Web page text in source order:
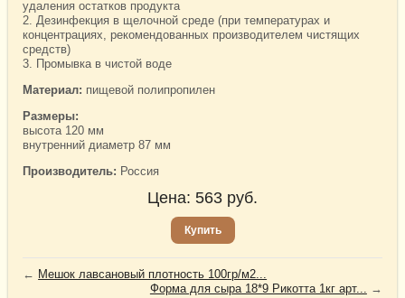
удаления остатков продукта
2. Дезинфекция в щелочной среде (при температурах и
концентрациях, рекомендованных производителем чистящих
средств)
3. Промывка в чистой воде
Материал: пищевой полипропилен
Размеры:
высота 120 мм
внутренний диаметр 87 мм
Производитель: Россия
Цена: 563 руб.
Купить
← Мешок лавсановый плотность 100гр/м2...
Форма для сыра 18*9 Рикотта 1кг арт... →